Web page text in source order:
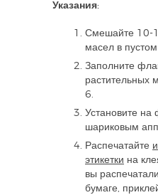
Указания:
Смешайте 10-
масел в
Заполните
растительных
6.
Установите на
шариковым
Распечатайте
этикетки на
вы
бумаге,